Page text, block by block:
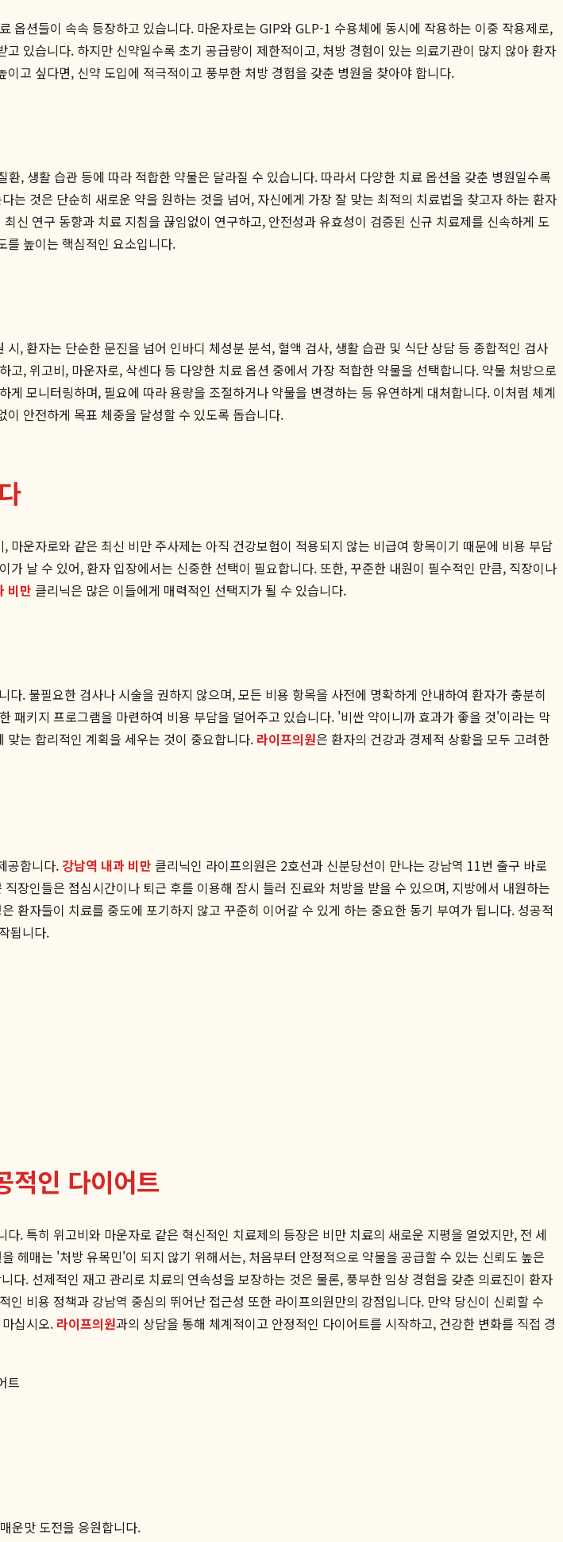
션들이 속속 등장하고 있습니다. 마운자로는 GIP와 GLP-1 수용체에 동시에 작용하는 이중 작용제로,
있습니다. 하지만 신약일수록 초기 공급량이 제한적이고, 처방 경험이 있는 의료기관이 많지 않아 환자
고 싶다면, 신약 도입에 적극적이고 풍부한 처방 경험을 갖춘 병원을 찾아야 합니다.
, 생활 습관 등에 따라 적합한 약물은 달라질 수 있습니다. 따라서 다양한 치료 옵션을 갖춘 병원일수록
는 것은 단순히 새로운 약을 원하는 것을 넘어, 자신에게 가장 잘 맞는 최적의 치료법을 찾고자 하는 환자
신 연구 동향과 치료 지침을 끊임없이 연구하고, 안전성과 유효성이 검증된 신규 치료제를 신속하게 도
를 높이는 핵심적인 요소입니다.
, 환자는 단순한 문진을 넘어 인바디 체성분 분석, 혈액 검사, 생활 습관 및 식단 상담 등 종합적인 검사
, 위고비, 마운자로, 삭센다 등 다양한 치료 옵션 중에서 가장 적합한 약물을 선택합니다. 약물 처방으로
모니터링하며, 필요에 따라 용량을 조절하거나 약물을 변경하는 등 유연하게 대처합니다. 이처럼 체계
안전하게 목표 체중을 달성할 수 있도록 돕습니다.
운자로와 같은 최신 비만 주사제는 아직 건강보험이 적용되지 않는 비급여 항목이기 때문에 비용 부담
날 수 있어, 환자 입장에서는 신중한 선택이 필요합니다. 또한, 꾸준한 내원이 필수적인 만큼, 직장이나
비만 클리닉은 많은 이들에게 매력적인 선택지가 될 수 있습니다.
. 불필요한 검사나 시술을 권하지 않으며, 모든 비용 항목을 사전에 명확하게 안내하여 환자가 충분히
키지 프로그램을 마련하여 비용 부담을 덜어주고 있습니다. '비싼 약이니까 효과가 좋을 것'이라는 막
는 합리적인 계획을 세우는 것이 중요합니다. 라이프의원은 환자의 건강과 경제적 상황을 모두 고려한
공합니다.강남역 내과 비만 클리닉인 라이프의원은 2호선과 신분당선이 만나는 강남역 11번 출구 바로
장인들은 점심시간이나 퇴근 후를 이용해 잠시 들러 진료와 처방을 받을 수 있으며, 지방에서 내원하는
환자들이 치료를 중도에 포기하지 않고 꾸준히 이어갈 수 있게 하는 중요한 동기 부여가 됩니다. 성공적
됩니다.
적인 다이어트
. 특히 위고비와 마운자로 같은 혁신적인 치료제의 등장은 비만 치료의 새로운 지평을 열었지만, 전 세
헤매는 '처방 유목민'이 되지 않기 위해서는, 처음부터 안정적으로 약물을 공급할 수 있는 신뢰도 높은
다. 선제적인 재고 관리로 치료의 연속성을 보장하는 것은 물론, 풍부한 임상 경험을 갖춘 의료진이 환자
비용 정책과 강남역 중심의 뛰어난 접근성 또한 라이프의원만의 강점입니다. 만약 당신이 신뢰할 수
십시오. 라이프의원과의 상담을 통해 체계적이고 안정적인 다이어트를 시작하고, 건강한 변화를 직접 경
트
운맛 도전을 응원합니다.